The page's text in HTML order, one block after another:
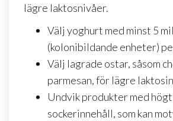
lägre laktosnivåer.
Välj yoghurt med minst 5
(kolonibildande enheter)
Välj lagrade ostar, såsom
parmesan, för lägre
Undvik produkter med högt
sockerinnehåll, som kan